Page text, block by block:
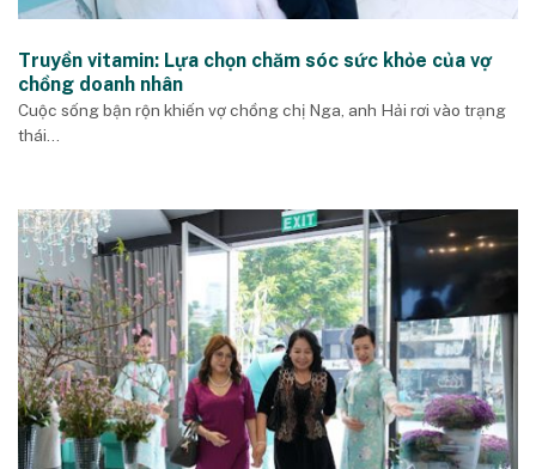
Truyền vitamin: Lựa chọn chăm sóc sức khỏe của vợ
chồng doanh nhân
Cuộc sống bận rộn khiến vợ chồng chị Nga, anh Hải rơi vào trạng
thái...